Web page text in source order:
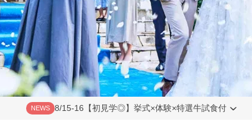
NEWS 8/15-16【初見学◎】挙式×体験×特選牛試食付